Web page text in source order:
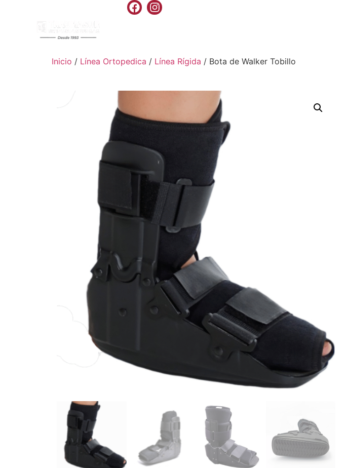
Inicio / Línea Ortopedica / Línea Rígida / Bota de Walker Tobillo